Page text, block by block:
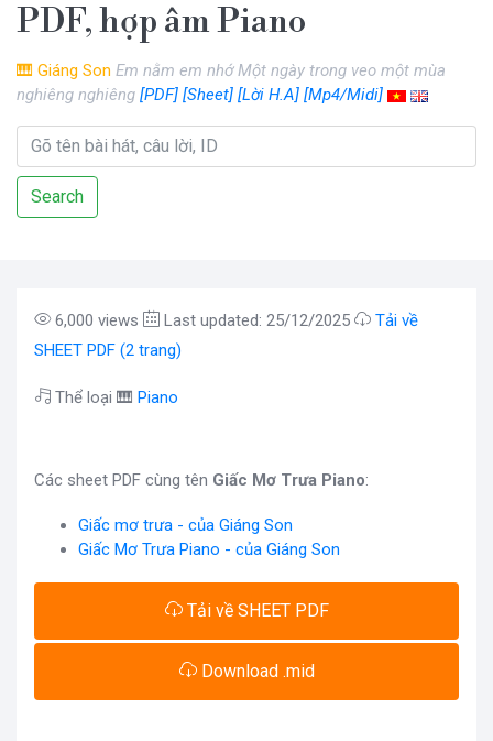
PDF, hợp âm Piano
🎹 Giáng Son Em nằm em nhớ Một ngày trong veo một mùa
nghiêng nghiêng [PDF] [Sheet] [Lời H.A] [Mp4/Midi]
Search
6,000 views Last updated: 25/12/2025
Tải về
SHEET PDF (2 trang)
Thể loại 🎹 Piano
Các sheet PDF cùng tên Giấc Mơ Trưa Piano:
Giấc mơ trưa - của Giáng Son
Giấc Mơ Trưa Piano - của Giáng Son
Tải về SHEET PDF
Download .mid